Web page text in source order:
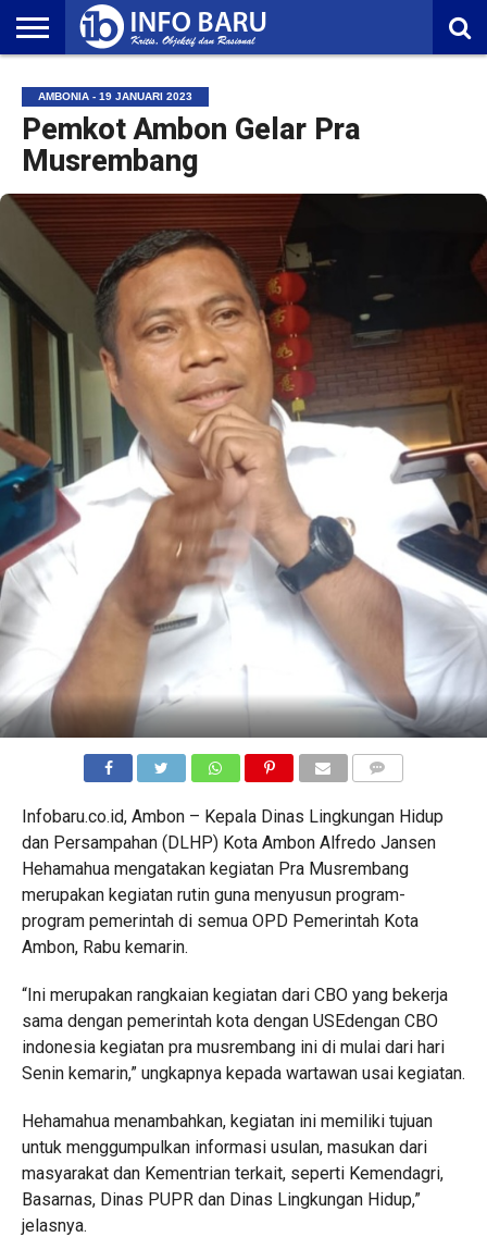
NASIONAL
AMBONIA
MALUKU
EKONOMI
POLITIK
OLAHRAGA
LIFESTYLE
REDAKSI
AMBONIA - 19 JANUARI 2023
Pemkot Ambon Gelar Pra
Musrembang
Infobaru.co.id, Ambon – Kepala Dinas Lingkungan Hidup
dan Persampahan (DLHP) Kota Ambon Alfredo Jansen
Hehamahua mengatakan kegiatan Pra Musrembang
merupakan kegiatan rutin guna menyusun program-
program pemerintah di semua OPD Pemerintah Kota
Ambon, Rabu kemarin.
“Ini merupakan rangkaian kegiatan dari CBO yang bekerja
sama dengan pemerintah kota dengan USEdengan CBO
indonesia kegiatan pra musrembang ini di mulai dari hari
Senin kemarin,” ungkapnya kepada wartawan usai kegiatan.
Hehamahua menambahkan, kegiatan ini memiliki tujuan
untuk menggumpulkan informasi usulan, masukan dari
masyarakat dan Kementrian terkait, seperti Kemendagri,
Basarnas, Dinas PUPR dan Dinas Lingkungan Hidup,”
jelasnya.